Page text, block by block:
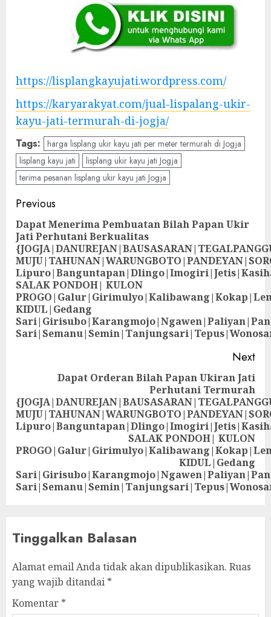
https://lisplangkayujati.wordpress.com/
https://karyarakyat.com/jual-lispalang-ukir-
kayu-jati-termurah-di-jogja/
Tags: harga lisplang ukir kayu jati per meter termurah di Jogja
lisplang kayu jati
lisplang ukir kayu jati Jogja
terima pesanan lisplang ukir kayu jati Jogja
Previous
Dapat Menerima Pembuatan Bilah Papan Ukir
Jati Perhutani Berkualitas
SALAK PONDOH| KULON
KIDUL|Gedang
Next
Dapat Orderan Bilah Papan Ukiran Jati
Perhutani Termurah
SALAK PONDOH| KULON
KIDUL|Gedang
Tinggalkan Balasan
Alamat email Anda tidak akan dipublikasikan. Ruas
yang wajib ditandai *
Komentar *